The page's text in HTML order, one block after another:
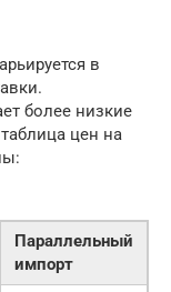
в
более низкие
цен на
Параллельный
импорт